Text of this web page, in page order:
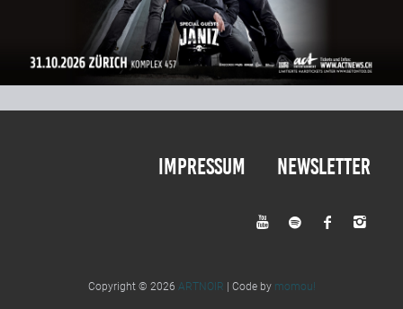
Impressum Newsletter




Copyright © 2026 ARTNOIR | Code by momou!